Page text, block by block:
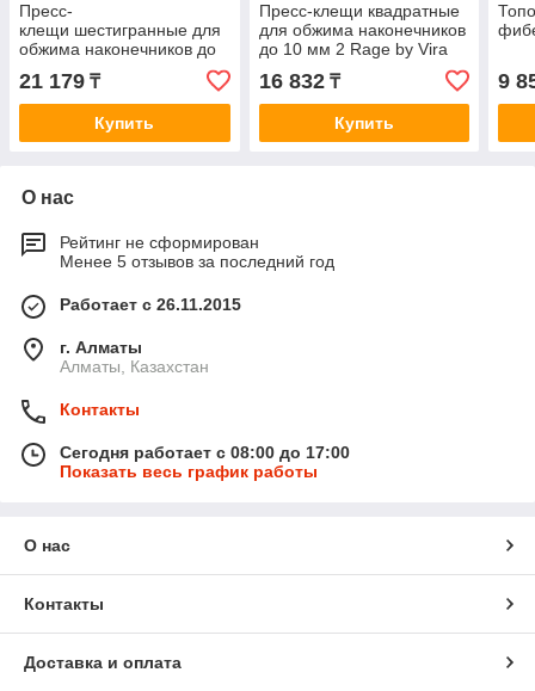
Пресс-
клещи шестигранные для
обжима наконечников до
6 мм 2 Rage by Vira
21 179 ₸
Купить
Пресс-клещи квадратные
для обжима наконечников
до 10 мм 2 Rage by Vira
16 832₸
Купить
9
О нас
Рейтинг не сформирован
Менее 5 отзывов за последний год
Работает с 26.11.2015
г. Алматы
Алматы, Казахстан
Контакты
Сегодня работает с 08:00 до 17:00
Показать весь график работы
О нас
Контакты
Доставка и оплата